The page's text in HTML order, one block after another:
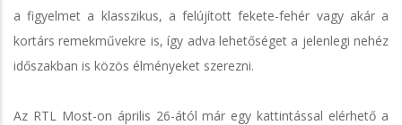
a figyelmet a klasszikus, a felújított fekete-fehér vagy akár a
kortárs remekművekre is, így adva lehetőséget a jelenlegi nehéz
időszakban is közös élményeket szerezni.
Az RTL Most-on április 26-ától már egy kattintással elérhető a